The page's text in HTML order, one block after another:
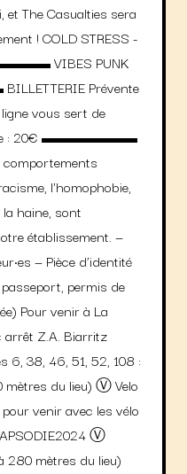
et The Casualties sera
! COLD STRESS -
VIBES PUNK
Prévente
vous sert de
: 20€ ▬▬▬▬▬▬
comportements
l'homophobie,
haine, sont
établissement. —
— Pièce d’identité
permis de
Pour venir à La
Z.A. Biarritz
6, 38, 46, 51, 52, 108 :
mètres du lieu) Ⓥ Velo
venir avec les vélo
Ⓥ
280 mètres du lieu)